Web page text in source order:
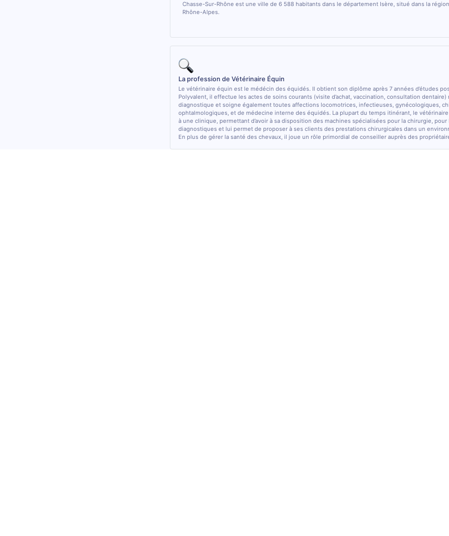
Chasse-Sur-Rhône est une ville de 6 588 habitants dans le département Isère, situé dans la
Rhône-Alpes.
La profession de Vétérinaire Équin
Le vétérinaire équin est le médécin des équidés. Il obtient son diplôme après 7 années d’études
Polyvalent, il effectue les actes de soins courants (visite d’achat, vaccination, consultation dentaire)
diagnostique et soigne également toutes affections locomotrices, infectieuses, gynécologiques,
ophtalmologiques, et de médecine interne des équidés. La plupart du temps itinérant, le
à une clinique, permettant d’avoir à sa disposition des machines spécialisées pour la chirurgie,
diagnostiques et lui permet de proposer à ses clients des prestations chirurgicales dans un
En plus de gérer la santé des chevaux, il joue un rôle primordial de conseiller auprès des